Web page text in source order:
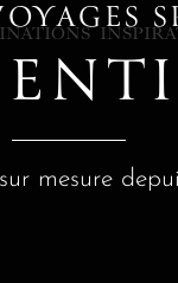
mesure